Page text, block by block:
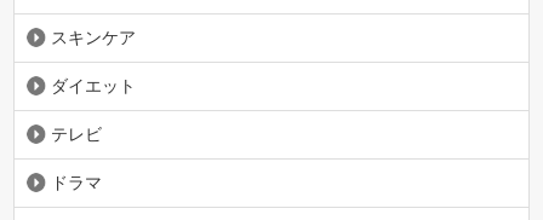
スキンケア
ダイエット
テレビ
ドラマ